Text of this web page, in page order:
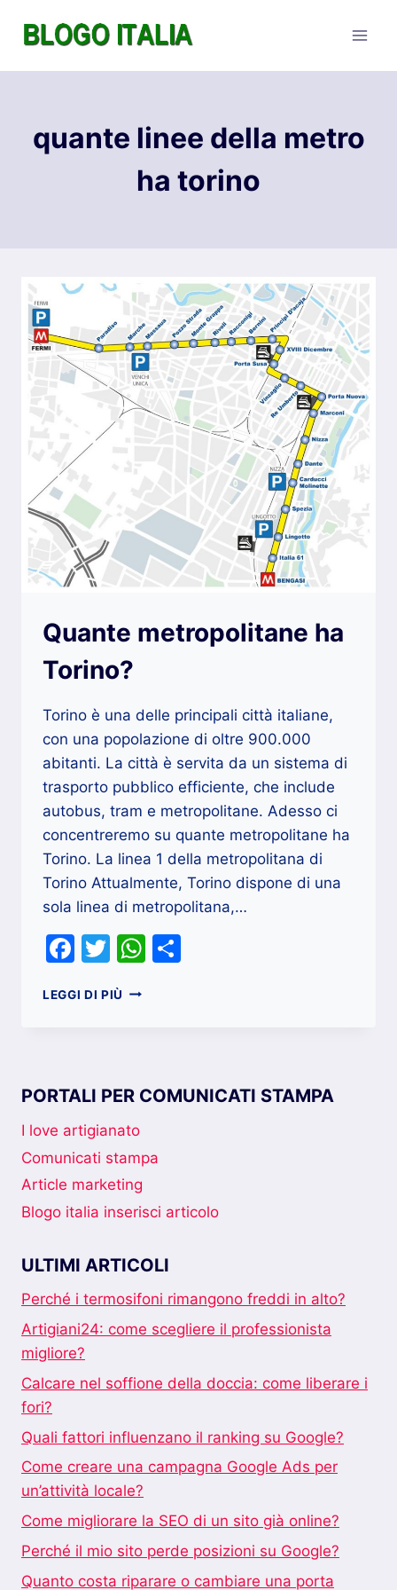
quante linee della metro
ha torino
Quante metropolitane ha
Torino?
Torino è una delle principali città italiane,
con una popolazione di oltre 900.000
abitanti. La città è servita da un sistema di
trasporto pubblico efficiente, che include
autobus, tram e metropolitane. Adesso ci
concentreremo su quante metropolitane ha
Torino. La linea 1 della metropolitana di
Torino Attualmente, Torino dispone di una
sola linea di metropolitana,…
Facebook
TwitterWhatsApp
LEGGI DI PIÙ QUANTE
PORTALI PER COMUNICATI STAMPA
I love artigianato
Comunicati stampa
Article marketing
Blogo italia inserisci articolo
ULTIMI ARTICOLI
Perché i termosifoni rimangono freddi in alto?
Artigiani24: come scegliere il professionista
migliore?
Calcare nel soffione della doccia: come liberare i
fori?
Quali fattori influenzano il ranking su Google?
Come creare una campagna Google Ads per
un’attività locale?
Come migliorare la SEO di un sito già online?
Perché il mio sito perde posizioni su Google?
Quanto costa riparare o cambiare una porta